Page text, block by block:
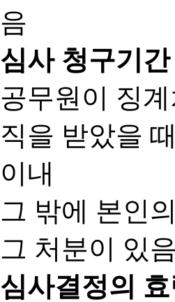
음
심사 청구기간
공무원이 징
직을 받았을
이내
그 밖에 본인
그 처분이 있
심사결정의 효